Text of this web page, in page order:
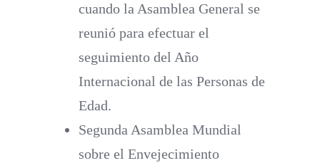
cuando la Asamblea General se
reunió para efectuar el
seguimiento del Año
Internacional de las Personas de
Edad.
Segunda Asamblea Mundial
sobre el Envejecimiento